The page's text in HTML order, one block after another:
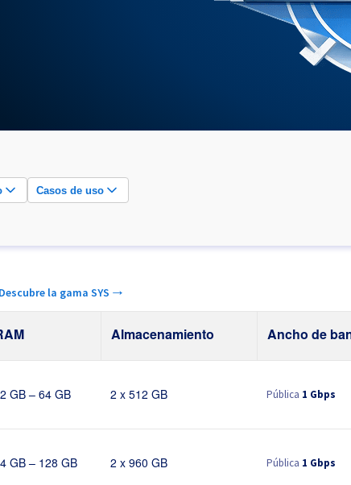
Casos de uso
Descubre la gama SYS →
Almacenamiento Ancho de
GB – 64 GB 2 x 512 GB Pública 1 Gbps
GB – 128 GB 2 x 960 GB Pública 1 Gbps